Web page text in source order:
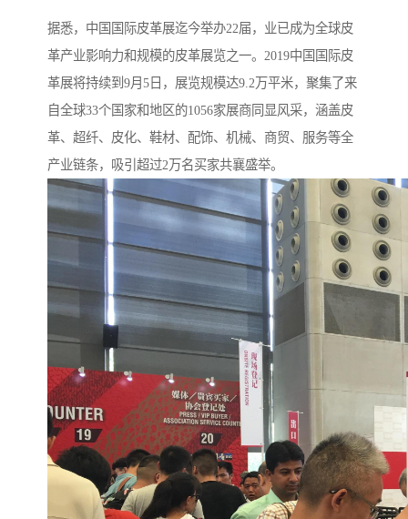
据悉，中国国际皮革展迄今举办22届，业已成为全球皮
革产业影响力和规模的皮革展览之一。2019中国国际皮
革展将持续到9月5日，展览规模达9.2万平米，聚集了来
自全球33个国家和地区的1056家展商同显风采，涵盖皮
革、超纤、皮化、鞋材、配饰、机械、商贸、服务等全
产业链条，吸引超过2万名买家共襄盛举。